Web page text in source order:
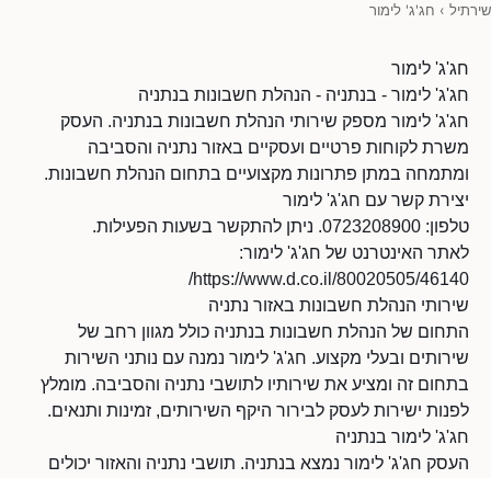
שירתיל › חג'ג' לימור
חג'ג' לימור
חג'ג' לימור - בנתניה - הנהלת חשבונות בנתניה
חג'ג' לימור מספק שירותי הנהלת חשבונות בנתניה. העסק
משרת לקוחות פרטיים ועסקיים באזור נתניה והסביבה
ומתמחה במתן פתרונות מקצועיים בתחום הנהלת חשבונות.
יצירת קשר עם חג'ג' לימור
טלפון: 0723208900. ניתן להתקשר בשעות הפעילות.
לאתר האינטרנט של חג'ג' לימור:
https://www.d.co.il/80020505/46140/
שירותי הנהלת חשבונות באזור נתניה
התחום של הנהלת חשבונות בנתניה כולל מגוון רחב של
שירותים ובעלי מקצוע. חג'ג' לימור נמנה עם נותני השירות
בתחום זה ומציע את שירותיו לתושבי נתניה והסביבה. מומלץ
לפנות ישירות לעסק לבירור היקף השירותים, זמינות ותנאים.
חג'ג' לימור בנתניה
העסק חג'ג' לימור נמצא בנתניה. תושבי נתניה והאזור יכולים